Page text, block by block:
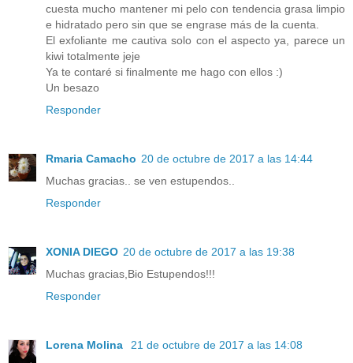
cuesta mucho mantener mi pelo con tendencia grasa limpio
e hidratado pero sin que se engrase más de la cuenta.
El exfoliante me cautiva solo con el aspecto ya, parece un
kiwi totalmente jeje
Ya te contaré si finalmente me hago con ellos :)
Un besazo
Responder
Rmaria Camacho 20 de octubre de 2017 a las 14:44
Muchas gracias.. se ven estupendos..
Responder
XONIA DIEGO 20 de octubre de 2017 a las 19:38
Muchas gracias,Bio Estupendos!!!
Responder
Lorena Molina
21 de octubre de 2017 a las 14:08